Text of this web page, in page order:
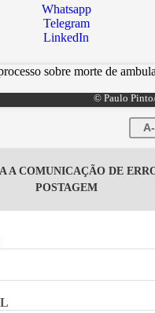
Whatsapp
Telegram
LinkedIn
© Paulo
A-
A COMUNICAÇÃO DE
POSTAGEM